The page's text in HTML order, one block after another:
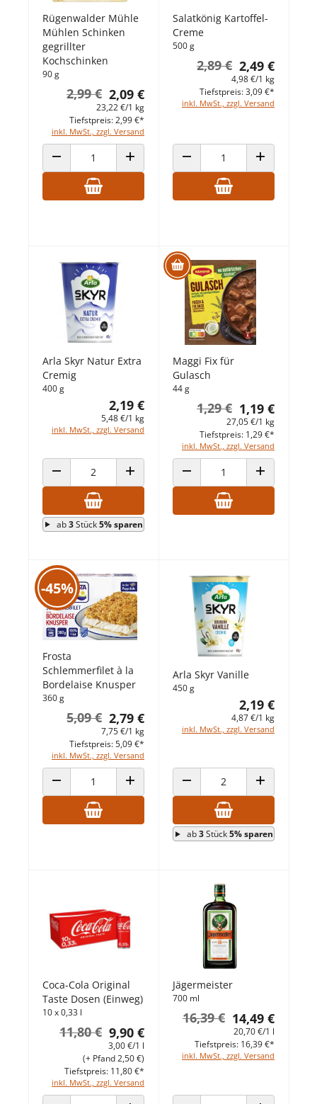
Rügenwalder Mühle
Mühlen Schinken
gegrillter
Kochschinken
90 g
2,09 €
2,99 €
23,22 €/1 kg
inkl. MwSt., zzgl. Versand
Tiefstpreis: 2,99 €*
ANZAHL VERRINGERNANZAHL ERHÖHEN
Salatkönig Kartoffel-
Creme
500 g
2,49 €
2,89 €
4,98 €/1 kg
inkl. MwSt., zzgl. Versand
Tiefstpreis: 3,09 €*
ANZAHL VERRINGERNANZAHL
Arla Skyr Natur Extra
Cremig
400 g
2,19 €
5,48 €/1 kg
inkl. MwSt., zzgl. Versand
ANZAHL VERRINGERNANZAHL ERHÖHEN
ab3Stück5% sparen
Maggi Fix für
Gulasch
44 g
1,19 €
1,29 €
27,05 €/1 kg
inkl. MwSt., zzgl. Versand
Tiefstpreis: 1,29 €*
ANZAHL VERRINGERNANZAHL
-45%
Frosta
Schlemmerfilet à la
Bordelaise Knusper
360 g
2,79 €
5,09 €
7,75 €/1 kg
inkl. MwSt., zzgl. Versand
Tiefstpreis: 5,09 €*
ANZAHL VERRINGERNANZAHL ERHÖHEN
Arla Skyr Vanille
450 g
2,19 €
4,87 €/1 kg
inkl. MwSt., zzgl. Versand
ANZAHL VERRINGERNANZAHL
ab3Stück5% sparen
Coca-Cola Original
Taste Dosen (Einweg)
10 x 0,33 l
9,90 €
11,80 €
3,00 €/1 l
inkl. MwSt., zzgl. Versand
(+ Pfand 2,50 €)
Tiefstpreis: 11,80 €*
Jägermeister
700 ml
14,49 €
16,39 €
20,70 €/1 l
inkl. MwSt., zzgl. Versand
Tiefstpreis: 16,39 €*